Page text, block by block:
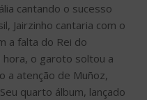
cantando o sucesso
Jairzinho cantaria com o
a falta do Rei do
hora, o garoto soltou a
a atenção de Muñoz,
quarto álbum, lançado